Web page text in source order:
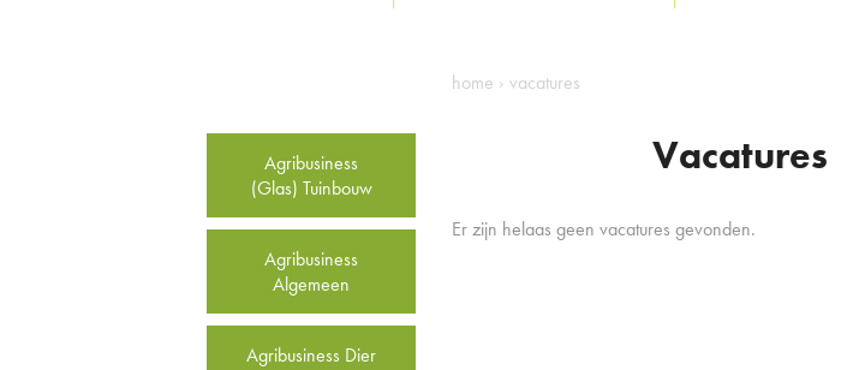
home › vacatures
Vacatures
Er zijn helaas geen vacatures gevonden.
Agribusiness
(Glas) Tuinbouw
Agribusiness
Algemeen
Agribusiness Dier